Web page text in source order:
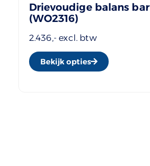
Drievoudige balans bar
(WO2316)
2.436,- excl. btw
Bekijk opties